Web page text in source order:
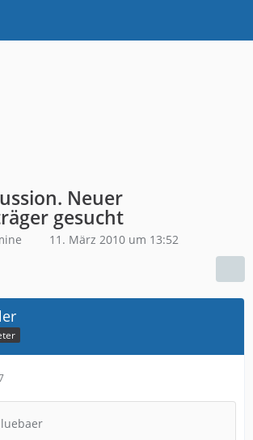
Neuer
gesucht
11. März 2010 um 13:52